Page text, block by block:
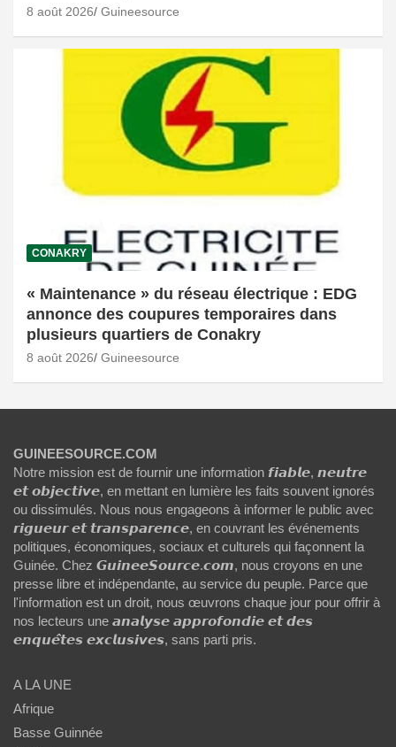
8 août 2026 Guineesource
CONAKRY
« Maintenance » du réseau électrique : EDG
annonce des coupures temporaires dans
plusieurs quartiers de Conakry
8 août 2026 Guineesource
GUINEESOURCE.COM
Notre mission est de fournir une information 𝙛𝙞𝙖𝙗𝙡𝙚, 𝙣𝙚𝙪𝙩𝙧𝙚
𝙚𝙩 𝙤𝙗𝙟𝙚𝙘𝙩𝙞𝙫𝙚, en mettant en lumière les faits souvent ignorés
ou dissimulés. Nous nous engageons à informer le public avec
𝙧𝙞𝙜𝙪𝙚𝙪𝙧 𝙚𝙩 𝙩𝙧𝙖𝙣𝙨𝙥𝙖𝙧𝙚𝙣𝙘𝙚, en couvrant les événements
politiques, économiques, sociaux et culturels qui façonnent la
Guinée. Chez 𝙂𝙪𝙞𝙣𝙚𝙚𝙎𝙤𝙪𝙧𝙘𝙚.𝙘𝙤𝙢, nous croyons en une
presse libre et indépendante, au service du peuple. Parce que
l'information est un droit, nous œuvrons chaque jour pour offrir à
nos lecteurs une 𝙖𝙣𝙖𝙡𝙮𝙨𝙚 𝙖𝙥𝙥𝙧𝙤𝙛𝙤𝙣𝙙𝙞𝙚 𝙚𝙩 𝙙𝙚𝙨
𝙚𝙣𝙦𝙪𝙚̂𝙩𝙚𝙨 𝙚𝙭𝙘𝙡𝙪𝙨𝙞𝙫𝙚𝙨, sans parti pris.
A LA UNE
Afrique
Basse Guinnée